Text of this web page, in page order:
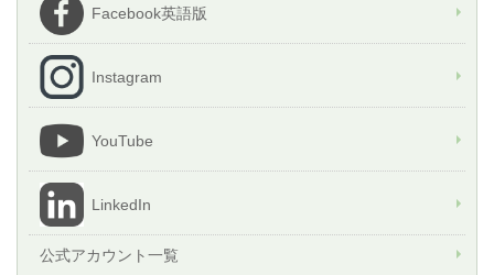
Facebook英語版
Instagram
YouTube
LinkedIn
公式アカウント一覧